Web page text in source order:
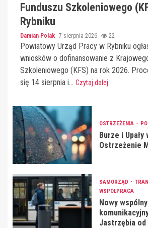
Funduszu Szkoleniowego
Rybniku
Damian Polak 7 sierpnia 2026 22
Powiatowy Urząd Pracy w Rybniku
wniosków o dofinansowanie z
Szkoleniowego (KFS) na rok 2026.
się 14 sierpnia i... Czytaj dalej
OSTRZEŻENIA
Burze i
Ostrzeżenie
SAMORZĄD
WSPÓŁPRACA
Nowy
Jastrzębia